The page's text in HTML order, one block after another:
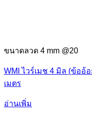
ขนาดลวด 4 mm @20
WMI ไวร์เมช 4 มิล (ข้ออ้
เมตร
อ่านเพิ่ม